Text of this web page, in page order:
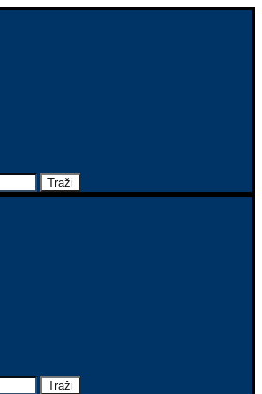
Traži
Traži